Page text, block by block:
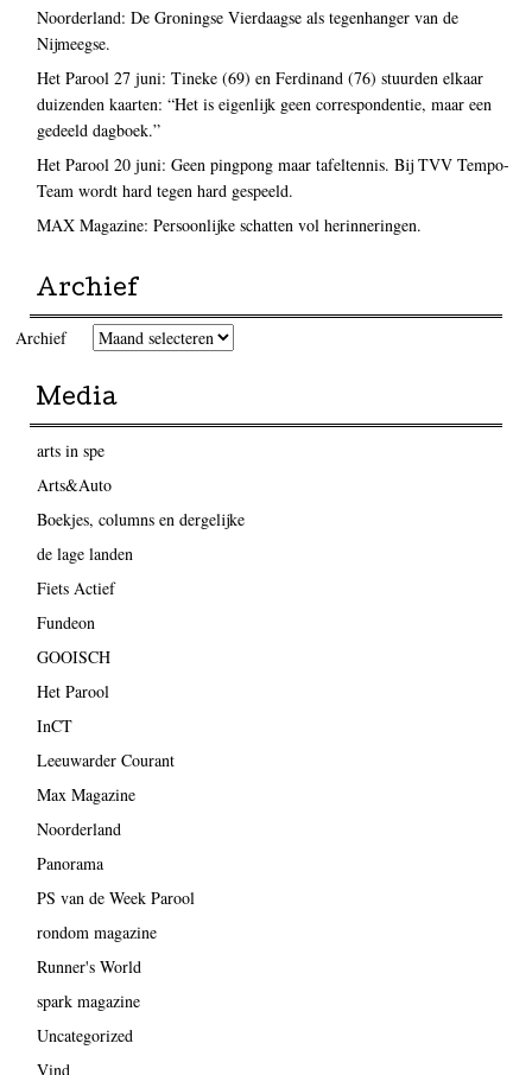
Noorderland: De Groningse Vierdaagse als tegenhanger van de
Nijmeegse.
Het Parool 27 juni: Tineke (69) en Ferdinand (76) stuurden elkaar
duizenden kaarten: “Het is eigenlijk geen correspondentie, maar een
gedeeld dagboek.”
Het Parool 20 juni: Geen pingpong maar tafeltennis. Bij TVV Tempo-
Team wordt hard tegen hard gespeeld.
MAX Magazine: Persoonlijke schatten vol herinneringen.
Archief
Archief
Media
arts in spe
Arts&Auto
Boekjes, columns en dergelijke
de lage landen
Fiets Actief
Fundeon
GOOISCH
Het Parool
InCT
Leeuwarder Courant
Max Magazine
Noorderland
Panorama
PS van de Week Parool
rondom magazine
Runner's World
spark magazine
Uncategorized
Vind